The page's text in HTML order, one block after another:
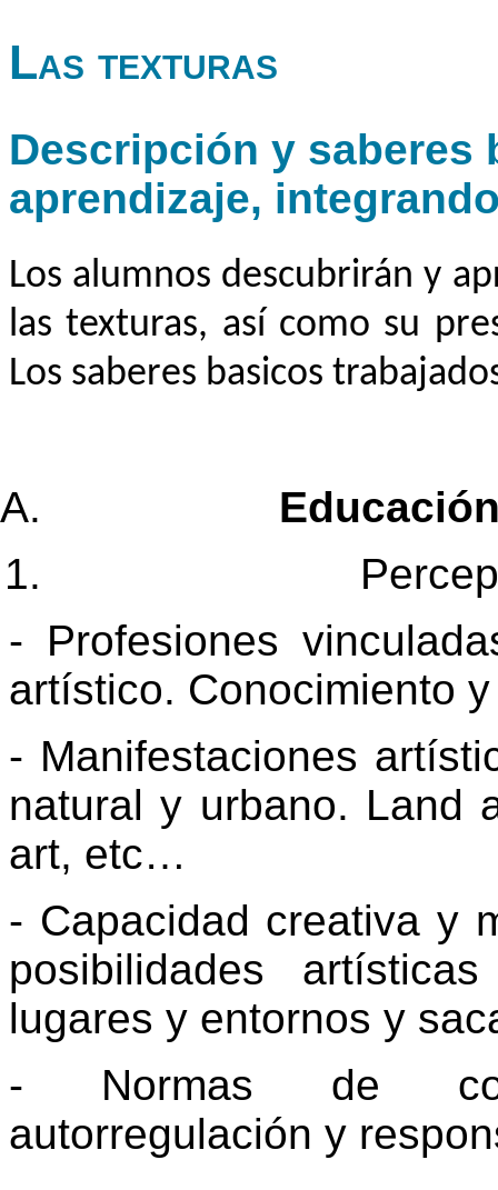
Las texturas
Descripción y saberes
aprendizaje,
Los alumnos descubrirán y
las texturas, así como su
Los saberes basicos
- Profesiones
artístico. Conocimiento
- Manifestaciones
natural y urbano. Land
art, etc…
- Capacidad creativa y
posibilidades
lugares y entornos y
- Normas de
autorregulación y